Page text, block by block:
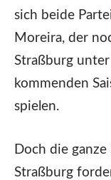
sich beide
Moreira, der
Straßburg
kommenden
spielen.
Doch die
Straßburg